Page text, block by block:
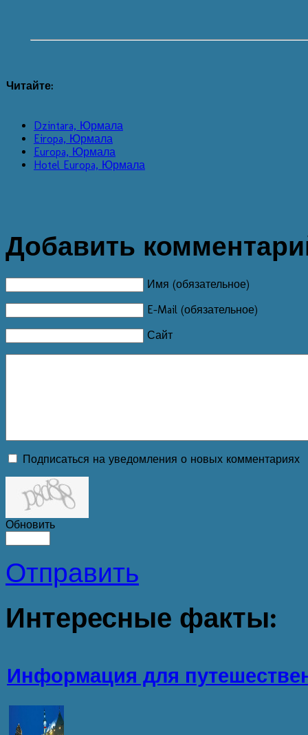
Читайте:
Dzintara, Юрмала
Eiropa, Юрмала
Europa, Юрмала
Hotel Europa, Юрмала
Добавить
Имя (обязательное)
E-Mail (обязательное)
Сайт
Подписаться на уведомления о новых комментариях
Обновить
Отправить
Интересные факты:
Информация для